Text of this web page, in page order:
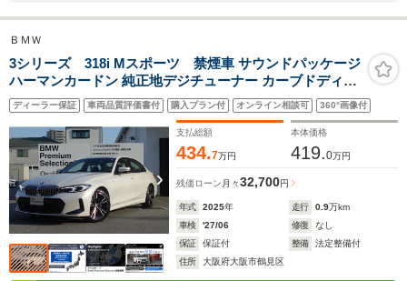
ＢＭＷ
3シリーズ 318i Mスポーツ 禁煙車 サウンドパッケージ
ハーマンカードン 純正地デジチューナー カーブドディス
プレイ 全周囲カメラ ヘッドアップディスプレイ 純正18イ
ンチAW 電動リアゲート ワイヤレスチャージ セカンド
LCI LEDヘッドライト
ディーラー保証 車両品質評価書付 購入プラン付 オンライン相談可 360°画像付
支払総額
434.7万円
本体価格
419.0万円
残価ローン 月々32,700円
年式 2025年 走行 0.9万km
車検
'27/06 修復
なし
保証
保証付 整備
法定整備付
住所
大阪府大阪市鶴見区